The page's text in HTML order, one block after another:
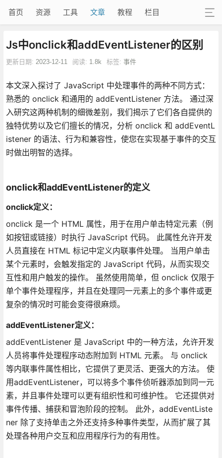
首页 资源 工具 文章 教程 栏目
Js中onclick和addEventListener的区别
更新日期: 2023-12-11 阅读: 1.8k 标签: 事件
本文深入探讨了 JavaScript 中处理事件的两种不同方式：
熟悉的 onclick 和通用的 addEventListener 方法。 通过深
入研究这两种机制的细微差别，我们揭示了它们各自提供的
独特优势以及它们擅长的情况，分析 onclick 和 addEventL
istener 的语法、行为和兼容性，使您在实现基于事件的交互
时做出明智的选择。
onclick和addEventListener的定义
onclick定义：
onclick 是一个 HTML 属性，用于在用户单击特定元素（例
如按钮或链接）时执行 JavaScript 代码。 此属性允许开发
人员直接在 HTML 标记中定义内联事件处理。 当用户单击
某个元素时，会触发指定的 JavaScript 代码，从而实现交
互性和用户触发的操作。 虽然使用简单，但 onclick 仅限于
单个事件处理程序，并且在处理同一元素上的多个事件或更
复杂的情况时可能会变得很麻烦。
addEventListener定义：
addEventListener 是 JavaScript 中的一种方法，允许开发
人员将事件处理程序动态附加到 HTML 元素。 与 onclick
等内联事件属性相比，它提供了更灵活、更强大的方法。 使
用addEventListener，可以将多个事件侦听器添加到同一元
素，并且事件处理可以更有组织性和可维护性。 它还提供对
事件传播、捕获和冒泡阶段的控制。 此外，addEventListe
ner 除了支持单击之外还支持多种事件类型，从而扩展了其
处理各种用户交互和应用程序行为的有用性。